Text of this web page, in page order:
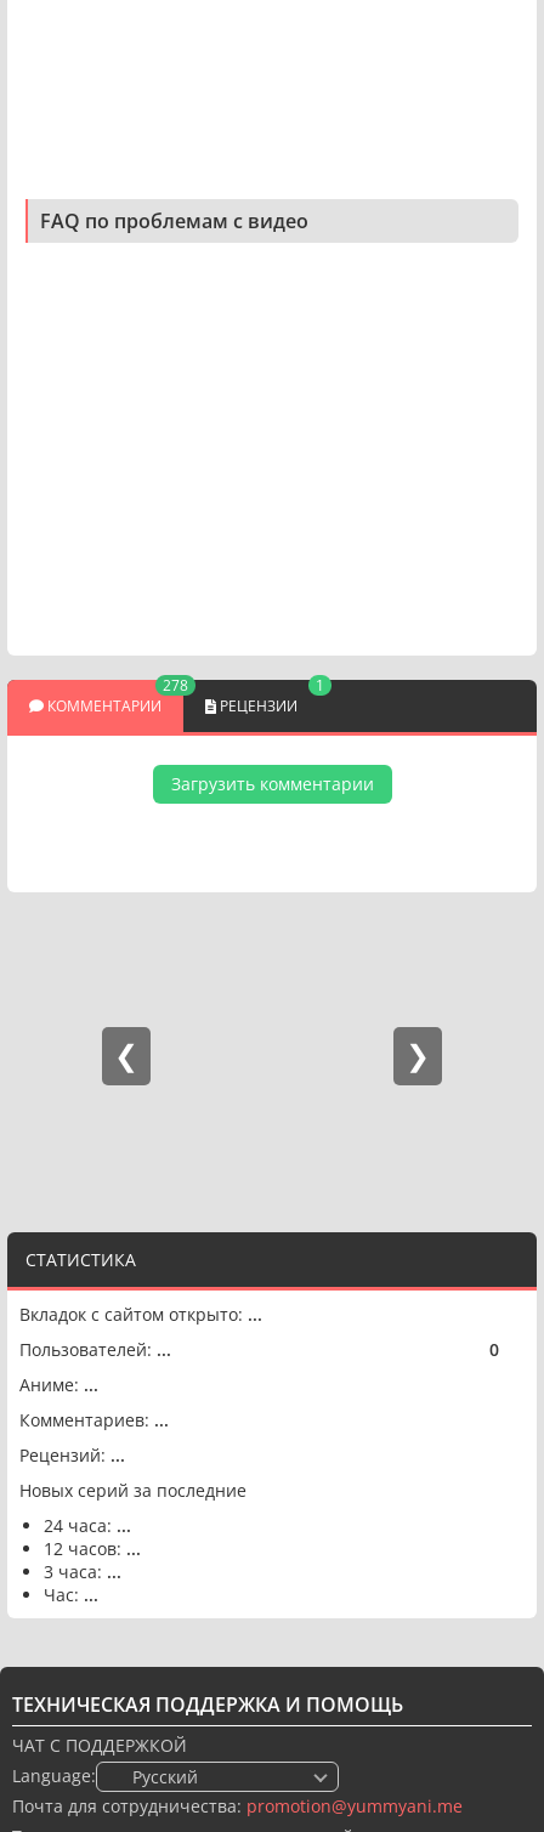
СТАТИСТИКА
Вкладок с сайтом открыто: ...
Пользователей: ... 0
Аниме: ...
Комментариев: ...
Рецензий: ...
Новых серий за последние
24 часа: ...
12 часов: ...
3 часа: ...
Час: ...
FAQ по проблемам с видео
КОММЕНТАРИИ
278
РЕЦЕНЗИИ
1
Загрузить комментарии
ТЕХНИЧЕСКАЯ ПОДДЕРЖКА И ПОМОЩЬ
ЧАТ С ПОДДЕРЖКОЙ
Language:
🇷🇺 Русский
Почта для сотрудничества: promotion@yummyani.me